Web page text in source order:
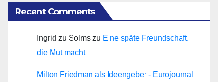
Recent Comments
Ingrid zu Solms zu Eine späte Freundschaft,
die Mut macht
Milton Friedman als Ideengeber - Eurojournal